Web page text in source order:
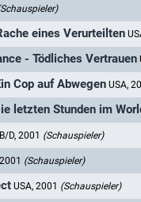
eines Verurteilten
- Tödliches Vertrauen
Cop auf Abwegen USA,
letzten Stunden im
D, 2001 (Schauspieler)
(Schauspieler)
USA, 2001 (Schauspieler)